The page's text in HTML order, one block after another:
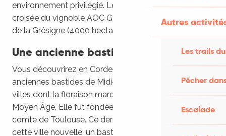
Autres
Les trails
Pêcher
Escalade
environnement privilégié. Le village se situe à la
croisée du vignoble AOC Gaillac et de l’immense forêt
de la Grésigne (4000 hectares).
Une ancienne bastide
Vous découvrirez en Cordes-sur-Ciel l’une des plus
anciennes bastides de Midi-Pyrénées, une de ces
villes dont la floraison marqua la région durant le
Moyen Âge. Elle fut fondée en 1222 par Raimond VII,
comte de Toulouse. Ce dernier souhaitait ériger, avec
cette ville nouvelle, un bastion contre l’avancée des